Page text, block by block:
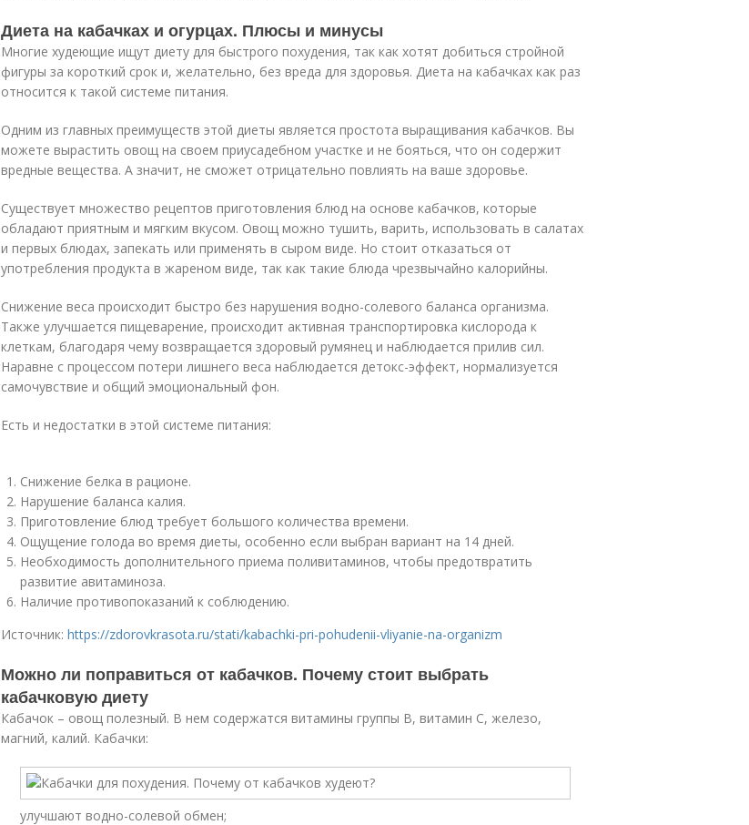
Диета на кабачках и огурцах. Плюсы и минусы
Многие худеющие ищут диету для быстрого похудения, так как хотят добиться стройной
фигуры за короткий срок и, желательно, без вреда для здоровья. Диета на кабачках как раз
относится к такой системе питания.
Одним из главных преимуществ этой диеты является простота выращивания кабачков. Вы
можете вырастить овощ на своем приусадебном участке и не бояться, что он содержит
вредные вещества. А значит, не сможет отрицательно повлиять на ваше здоровье.
Существует множество рецептов приготовления блюд на основе кабачков, которые
обладают приятным и мягким вкусом. Овощ можно тушить, варить, использовать в салатах
и первых блюдах, запекать или применять в сыром виде. Но стоит отказаться от
употребления продукта в жареном виде, так как такие блюда чрезвычайно калорийны.
Снижение веса происходит быстро без нарушения водно-солевого баланса организма.
Также улучшается пищеварение, происходит активная транспортировка кислорода к
клеткам, благодаря чему возвращается здоровый румянец и наблюдается прилив сил.
Наравне с процессом потери лишнего веса наблюдается детокс-эффект, нормализуется
самочувствие и общий эмоциональный фон.
Есть и недостатки в этой системе питания:
Снижение белка в рационе.
Нарушение баланса калия.
Приготовление блюд требует большого количества времени.
Ощущение голода во время диеты, особенно если выбран вариант на 14 дней.
Необходимость дополнительного приема поливитаминов, чтобы предотвратить
развитие авитаминоза.
Наличие противопоказаний к соблюдению.
Источник: https://zdorovkrasota.ru/stati/kabachki-pri-pohudenii-vliyanie-na-organizm
Можно ли поправиться от кабачков. Почему стоит выбрать
кабачковую диету
Кабачок – овощ полезный. В нем содержатся витамины группы В, витамин С, железо,
магний, калий. Кабачки:
улучшают водно-солевой обмен;